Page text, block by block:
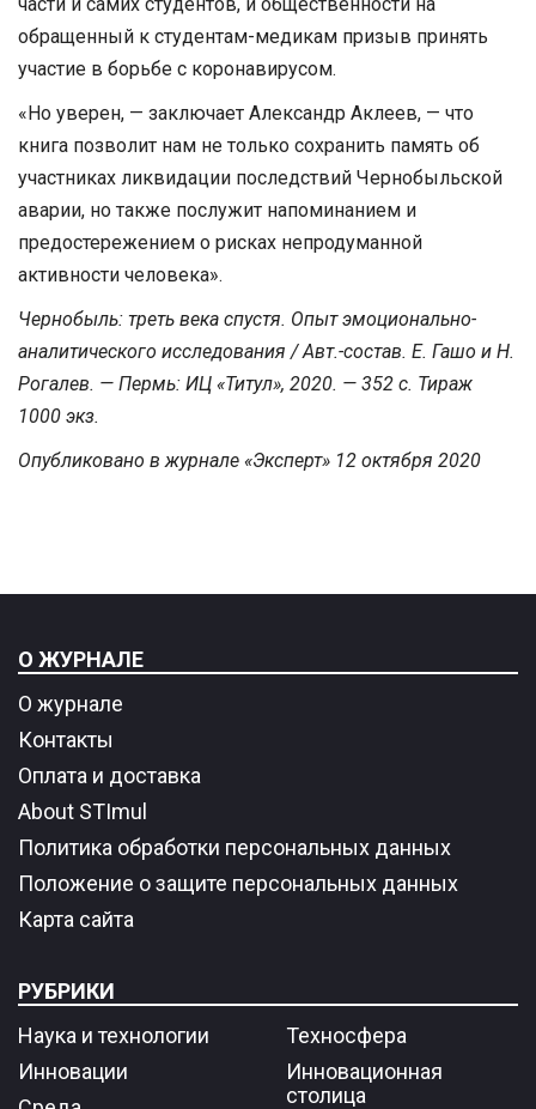
обращенный к студентам-медикам призыв принять
участие в борьбе с коронавирусом.
«Но уверен, — заключает Александр Аклеев, — что
книга позволит нам не только сохранить память об
участниках ликвидации последствий Чернобыльской
аварии, но также послужит напоминанием и
предостережением о рисках непродуманной
активности человека».
Чернобыль: треть века спустя. Опыт эмоционально-
аналитического исследования / Авт.-состав. Е. Гашо и Н.
Рогалев. — Пермь: ИЦ «Титул», 2020. — 352 с. Тираж
1000 экз.
Опубликовано в журнале «Эксперт» 12 октября 2020
О ЖУРНАЛЕ
О журнале
Контакты
Оплата и доставка
About STImul
Политика обработки персональных данных
Положение о защите персональных данных
Карта сайта
РУБРИКИ
Наука и технологии
Инновации
Техносфера
Инновационная
столица